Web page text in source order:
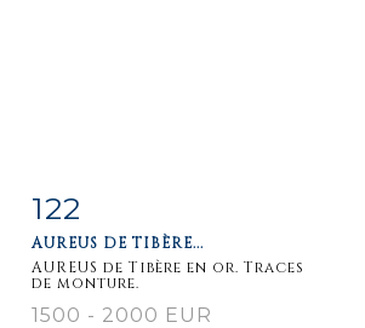
Item detail
122
AUREUS DE TIBÈRE...
AUREUS de Tibère en or. Traces
de monture.
1500 - 2000 EUR